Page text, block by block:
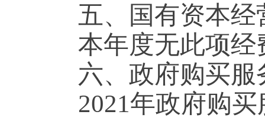
五、国有资本
本年度无此项经
六、政府购买服
2021年政府购